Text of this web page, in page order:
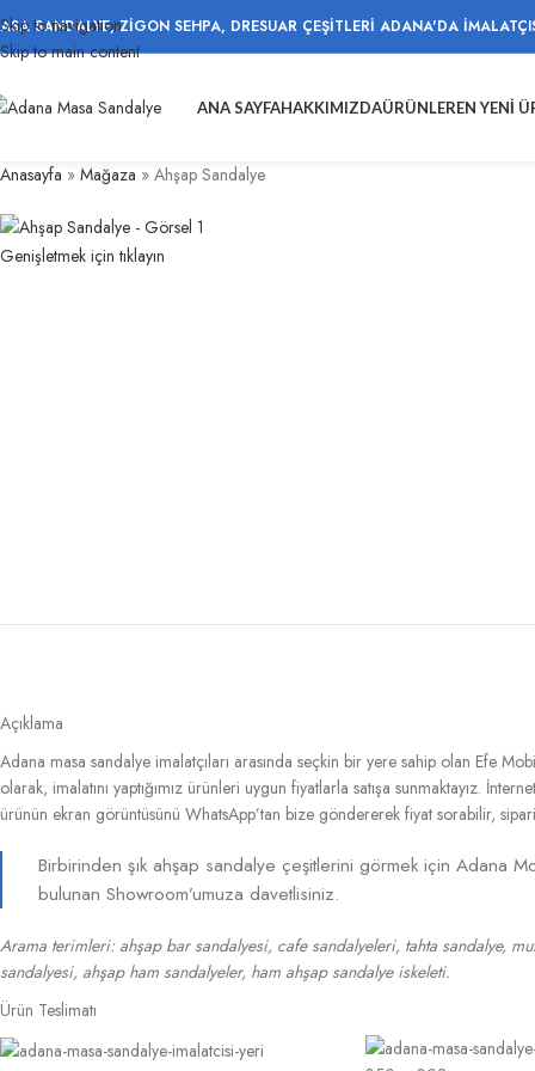
Skip to navigation
Skip to main content
SANDALYE, ZİGON SEHPA, DRESUAR ÇEŞİTLERİ ADANA'DA
ANA SAYFAHAKKIMIZDAÜRÜNLEREN YENI
Anasayfa » Mağaza » Ahşap Sandalye
Genişletmek için tıklayın
Açıklama
Adana masa sandalye imalatçıları arasında seçkin bir yere sahip olan Efe
olarak, imalatını yaptığımız ürünleri uygun fiyatlarla satışa sunmaktayız.
ürünün ekran görüntüsünü WhatsApp’tan bize göndererek fiyat sorabilir,
Birbirinden şık ahşap sandalye çeşitlerini görmek için Adana
bulunan Showroom’umuza davetlisiniz.
Arama terimleri: ahşap bar sandalyesi, cafe sandalyeleri, tahta sandalye,
sandalyesi, ahşap ham sandalyeler, ham ahşap sandalye iskeleti.
Ürün Teslimatı